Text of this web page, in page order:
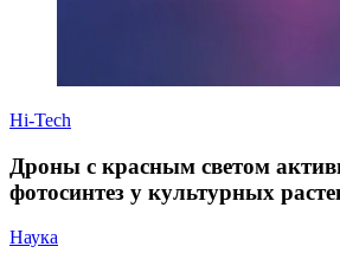
Hi-Tech
Дроны с красным светом
фотосинтез у культурных
Наука